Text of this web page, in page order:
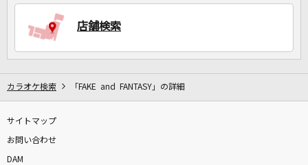
店舗検索
カラオケ検索 「FAKE and FANTASY」の詳細
サイトマップ
お問い合わせ
DAM